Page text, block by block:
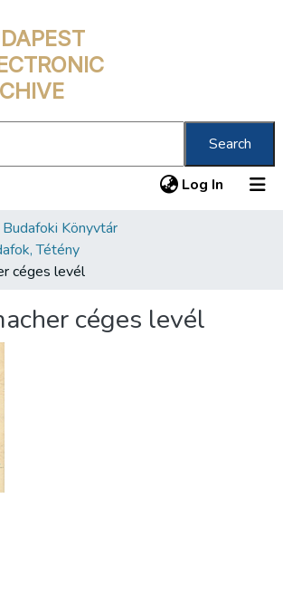
Search
Log In (current)
Könyvtár
Tétény
céges levél
céges levél